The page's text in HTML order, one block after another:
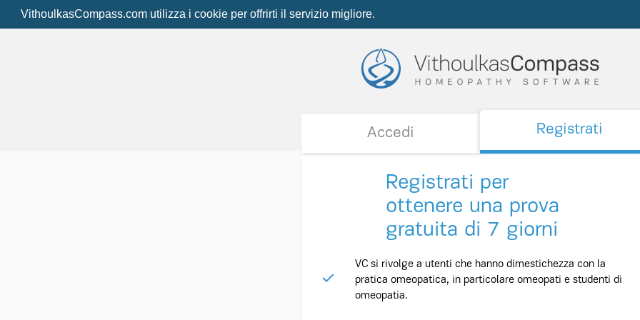
VithoulkasCompass.com utilizza i cookie per offrirti il servizio migliore.
Accedi Registrati
Registrati per
ottenere una prova
gratuita di 7 giorni
VC si rivolge a utenti che hanno dimestichezza con la
pratica omeopatica, in particolare omeopati e studenti di
omeopatia.